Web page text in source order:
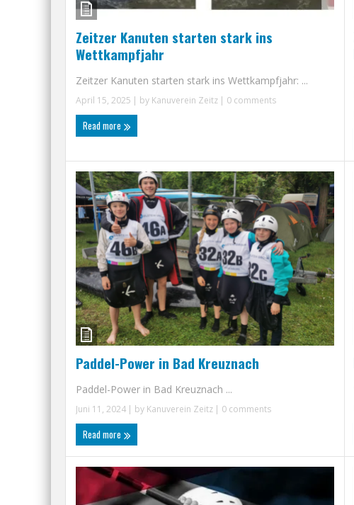
Zeitzer Kanuten starten stark ins
Wettkampfjahr
Zeitzer Kanuten starten stark ins Wettkampfjahr: ...
April 15, 2025 | by Kanuverein Zeitz | 0 comments
Read more
Paddel-Power in Bad Kreuznach
Paddel-Power in Bad Kreuznach ...
Juni 11, 2024 | by Kanuverein Zeitz | 0 comments
Read more